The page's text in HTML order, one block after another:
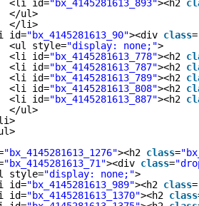
<li id="bx_4145281613_893"><h2
</ul>
</li>
id="bx_4145281613_90"><div class=
<ul style="display: none;">
<li id="bx_4145281613_778"><h2
<li id="bx_4145281613_787"><h2
<li id="bx_4145281613_789"><h2
<li id="bx_4145281613_808"><h2
<li id="bx_4145281613_887"><h2
</ul>
"bx_4145281613_1276"><h2 class=
"bx_4145281613_71"><div class=
style="display: none;">
id="bx_4145281613_989"><h2 class=
id="bx_4145281613_1370"><h2 class